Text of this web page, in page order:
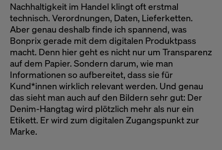
Nachhaltigkeit im Handel klingt oft erstmal
technisch. Verordnungen, Daten, Lieferketten.
Aber genau deshalb finde ich spannend, was
Bonprix gerade mit dem digitalen Produktpass
macht. Denn hier geht es nicht nur um Transparenz
auf dem Papier. Sondern darum, wie man
Informationen so aufbereitet, dass sie für
Kund*innen wirklich relevant werden. Und genau
das sieht man auch auf den Bildern sehr gut: Der
Denim-Hangtag wird plötzlich mehr als nur ein
Etikett. Er wird zum digitalen Zugangspunkt zur
Marke.